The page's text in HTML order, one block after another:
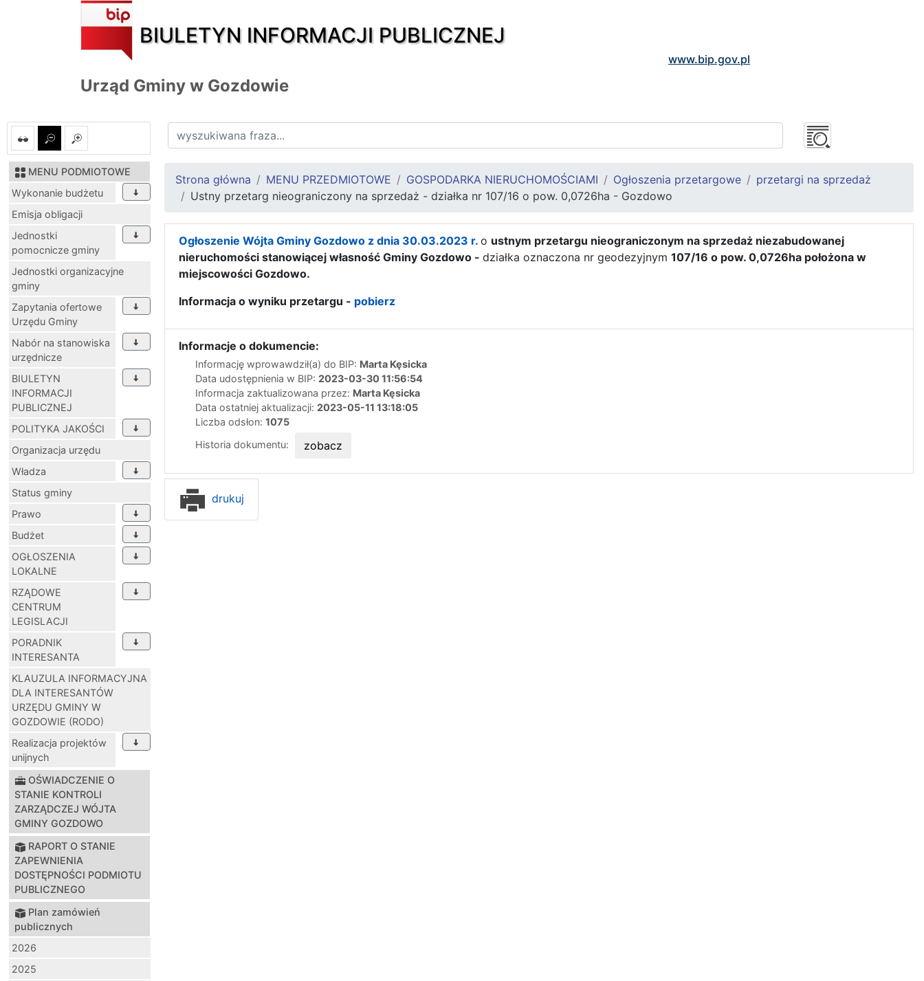
BIULETYN INFORMACJI PUBLICZNEJ
www.bip.gov.pl
Urząd Gminy w Gozdowie
MENU PODMIOTOWE
Wykonanie budżetu
Emisja obligacji
Jednostki
pomocnicze gminy
Jednostki organizacyjne
gminy
Zapytania ofertowe
Urzędu Gminy
Nabór na stanowiska
urzędnicze
BIULETYN
INFORMACJI
PUBLICZNEJ
POLITYKA JAKOŚCI
Organizacja urzędu
Władza
Status gminy
Prawo
Budżet
OGŁOSZENIA
LOKALNE
RZĄDOWE
CENTRUM
LEGISLACJI
PORADNIK
INTERESANTA
KLAUZULA INFORMACYJNA
DLA INTERESANTÓW
URZĘDU GMINY W
GOZDOWIE (RODO)
Realizacja projektów
unijnych
OŚWIADCZENIE O
STANIE KONTROLI
ZARZĄDCZEJ WÓJTA
GMINY GOZDOWO
RAPORT O STANIE
ZAPEWNIENIA
DOSTĘPNOŚCI PODMIOTU
PUBLICZNEGO
Plan zamówień
publicznych
2026
2025
Strona główna MENU PRZEDMIOTOWE GOSPODARKA NIERUCHOMOŚCIAMI Ogłoszenia przetargowe
przetargi na sprzedaż
Ustny przetarg nieograniczony na sprzedaż - działka nr 107/16 o pow. 0,0726ha - Gozdowo
Ogłoszenie Wójta Gminy Gozdowo z dnia 30.03.2023 r. o ustnym przetargu nieograniczonym na sprzedaż niezabudowanej
nieruchomości stanowiącej własność Gminy Gozdowo - działka oznaczona nr geodezyjnym 107/16 o pow. 0,0726ha położona w
miejscowości Gozdowo.
Informacja o wyniku przetargu - pobierz
Informacje o dokumencie:
Informację wprowawdził(a) do BIP: Marta Kęsicka
Data udostępnienia w BIP: 2023-03-30 11:56:54
Informacja zaktualizowana przez: Marta Kęsicka
Data ostatniej aktualizacji: 2023-05-11 13:18:05
Liczba odsłon: 1075
Historia dokumentu:
zobacz
drukuj